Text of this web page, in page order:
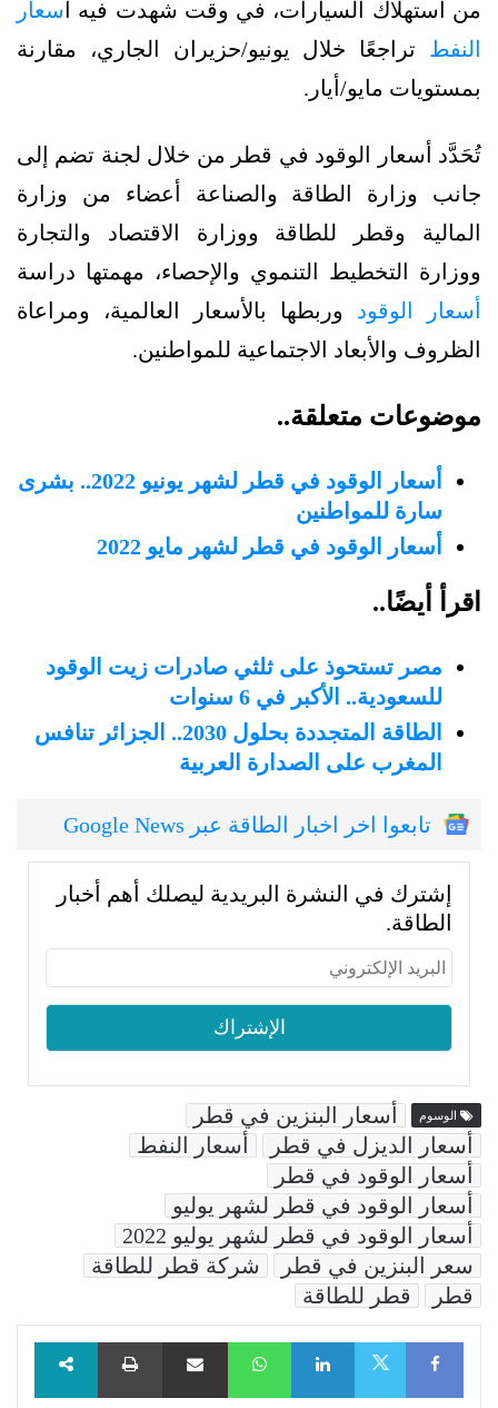
من استهلاك السيارات، في وقت شهدت فيه أ سعار
النفط تراجعًا خلال يونيو/حزيران الجاري، مقارنة
بمستويات مايو/أيار.
تُحَدَّد أسعار الوقود في قطر من خلال لجنة تضم إلى
جانب وزارة الطاقة والصناعة أعضاء من وزارة
المالية وقطر للطاقة ووزارة الاقتصاد والتجارة
ووزارة التخطيط التنموي والإحصاء، مهمتها دراسة
أسعار الوقود وربطها بالأسعار العالمية، ومراعاة
الظروف والأبعاد الاجتماعية للمواطنين.
موضوعات متعلقة..
أسعار الوقود في قطر لشهر يونيو 2022.. بشرى
سارة للمواطنين
أسعار الوقود في قطر لشهر مايو 2022
اقرأ أيضًا..
مصر تستحوذ على ثلثي صادرات زيت الوقود
للسعودية.. الأكبر في 6 سنوات
الطاقة المتجددة بحلول 2030.. الجزائر تنافس
المغرب على الصدارة العربية
تابعوا اخر اخبار الطاقة عبر Google News
إشترك في النشرة البريدية ليصلك أهم أخبار
الطاقة.
الوسوم
أسعار البنزين في قطر
أسعار الديزل في قطر
أسعار النفط
أسعار الوقود في قطر
أسعار الوقود في قطر لشهر يوليو
أسعار الوقود في قطر لشهر يوليو 2022
سعر البنزين في قطر
شركة قطر للطاقة
قطر
قطر للطاقة
Facebook
LinkedIn
WhatsAppمشاركة عبر البريد طباعة